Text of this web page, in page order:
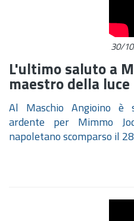
30/
L'ultimo saluto a
maestro della luce
Al Maschio Angioino è
ardente per Mimmo
napoletano scomparso il